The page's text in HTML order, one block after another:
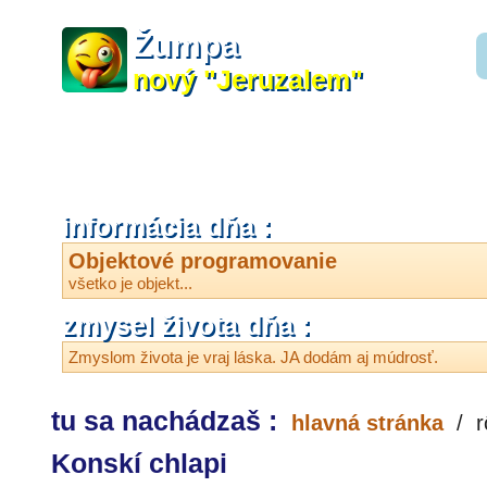
Žumpa
nový "Jeruzalem"
informácia dňa :
Objektové programovanie
všetko je objekt...
zmysel života dňa :
Zmyslom života je vraj láska. JA dodám aj múdrosť.
tu sa nachádzaš : hlavná stránka /
Konskí chlapi